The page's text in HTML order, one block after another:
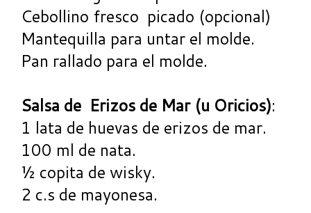
Cebollino fresco picado (opcional)
Mantequilla para untar el molde.
Pan rallado para el molde.
Salsa de Erizos de Mar (u Oricios):
1 lata de huevas de erizos de mar.
100 ml de nata.
½ copita de wisky.
2 c.s de mayonesa.